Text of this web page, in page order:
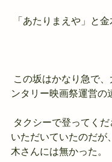
「あたりまえや」と
ンタリー映画祭運営の
いただいていたのだが
木さんには無かった。